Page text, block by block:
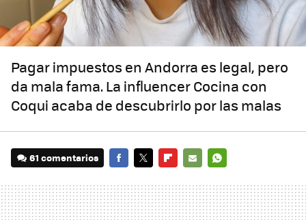
Pagar impuestos en Andorra es legal, pero
da mala fama. La influencer Cocina con
Coqui acaba de descubrirlo por las malas
61 comentarios
MAIL